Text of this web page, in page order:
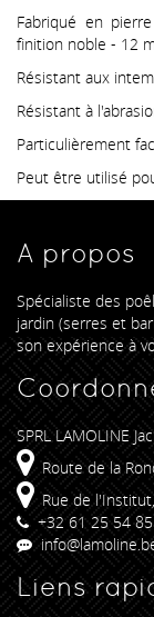
Fabriqué en
finition noble - 12
Résistant aux
Résistant à
Particulièrement
Peut être utilisé
A propos
Spécialiste des
jardin (serres et
son expérience à
SPRL LAMOLINE
Route de la
Rue de
+32 61 25 54 85
Liens